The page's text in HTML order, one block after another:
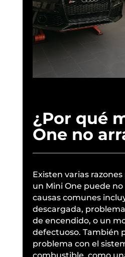
¿Por qué
One no
Existen varias
un Mini One puede
causas comunes
descargada,
de encendido, o un
defectuoso. También
problema con el